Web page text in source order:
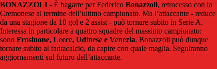
BONAZZOLI - È bagarre per Federico Bonazzoli, retrocesso con la
Cremonese al termine dell’ultimo campionato. Ma l’attaccante - reduce
da una stagione da 10 gol e 2 assist - può tornare subito in Serie A.
Interessa in particolare a quattro squadre del massimo campionato:
sono Frosinone, Lecce, Udinese e Venezia. Bonazzoli può dunque
tornare subito al fantacalcio, da capire con quale maglia. Seguiranno
aggiornamenti sul futuro dell’attaccante.